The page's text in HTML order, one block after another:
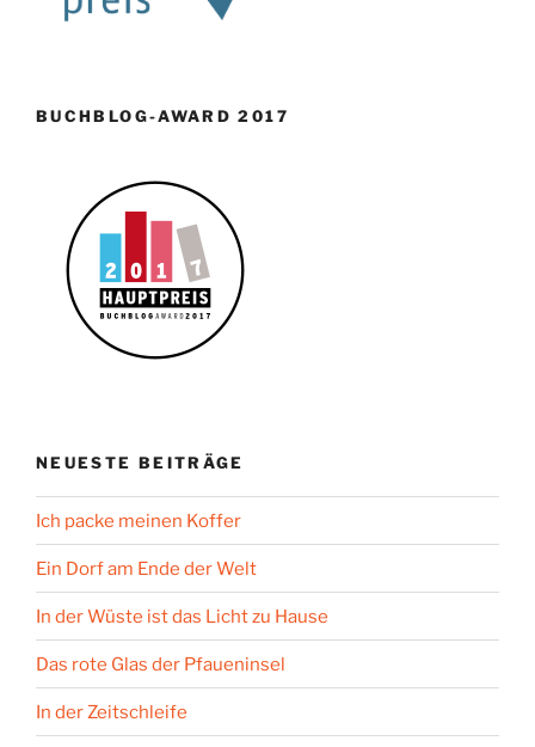
BUCHBLOG-AWARD 2017
NEUESTE BEITRÄGE
Ich packe meinen Koffer
Ein Dorf am Ende der Welt
In der Wüste ist das Licht zu Hause
Das rote Glas der Pfaueninsel
In der Zeitschleife